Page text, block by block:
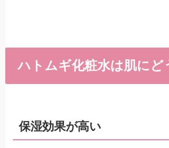
ハトムギ化粧水は肌にど
保湿効果が高い